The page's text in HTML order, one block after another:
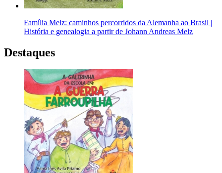
Família Melz: caminhos percorridos da Alemanha ao Brasil |
História e genealogia a partir de Johann Andreas Melz
Destaques